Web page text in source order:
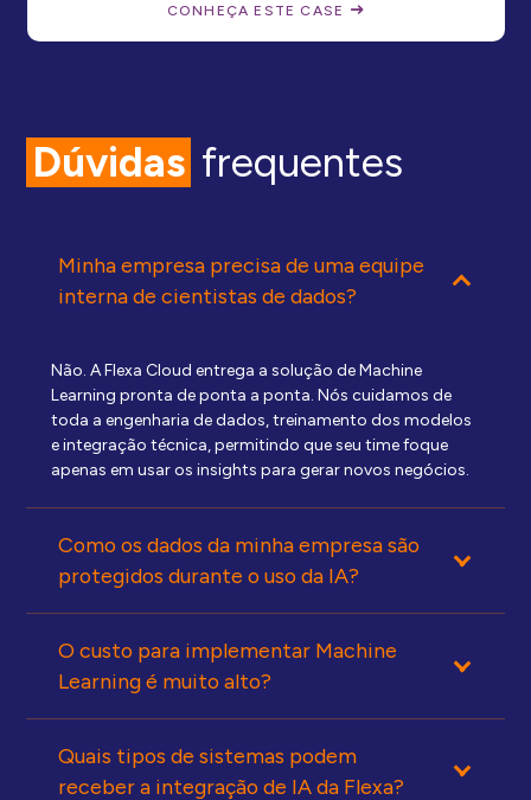
CONHEÇA ESTE CASE
Dúvidas frequentes
Minha empresa precisa de uma equipe
interna de cientistas de dados?
Não. A Flexa Cloud entrega a solução de Machine
Learning pronta de ponta a ponta. Nós cuidamos de
toda a engenharia de dados, treinamento dos modelos
e integração técnica, permitindo que seu time foque
apenas em usar os insights para gerar novos negócios.
Como os dados da minha empresa são
protegidos durante o uso da IA?
O custo para implementar Machine
Learning é muito alto?
Quais tipos de sistemas podem
receber a integração de IA da Flexa?